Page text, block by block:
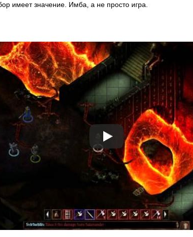
имеет значение. Имба, а не просто игра.